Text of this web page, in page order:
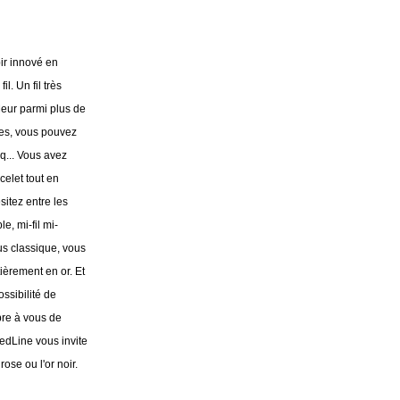
innové en
Un fil très
parmi plus de
vous pouvez
Vous avez
tout en
entre les
mi-fil mi-
classique, vous
en or. Et
de
à vous de
vous invite
ou l'or noir.